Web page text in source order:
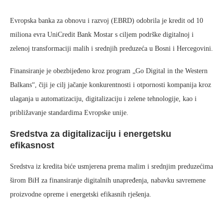
Evropska banka za obnovu i razvoj (EBRD) odobrila je kredit od 10
miliona evra UniCredit Bank Mostar s ciljem podrške digitalnoj i
zelenoj transformaciji malih i srednjih preduzeća u Bosni i Hercegovini.
Finansiranje je obezbijeđeno kroz program „Go Digital in the Western
Balkans“, čiji je cilj jačanje konkurentnosti i otpornosti kompanija kroz
ulaganja u automatizaciju, digitalizaciju i zelene tehnologije, kao i
približavanje standardima Evropske unije.
Sredstva za digitalizaciju i energetsku
efikasnost
Sredstva iz kredita biće usmjerena prema malim i srednjim preduzećima
širom BiH za finansiranje digitalnih unapređenja, nabavku savremene
proizvodne opreme i energetski efikasnih rješenja.